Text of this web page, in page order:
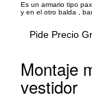
Es un armario tipo
y en el otro balda ,
Pide Precio
Montaje
vestidor